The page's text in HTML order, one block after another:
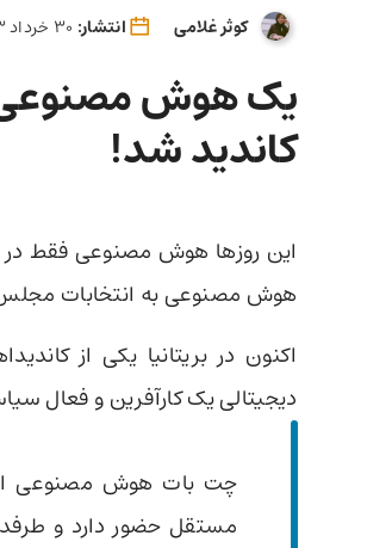
کوثر غلامی انتشار:
یک هوش مصنوعی
کاندید شد!
‌این روزها هوش مصنوعی فقط در
هوش مصنوعی به انتخابات مجلس
دیجیتالی یک کارآفرین و فعال
چت بات هوش مصنوعی
مستقل حضور دارد و